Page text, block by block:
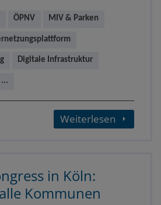
ÖPNV MIV & Parken
Digitale Infrastruktur
...
Weiterlesen
in Köln:
Kommunen